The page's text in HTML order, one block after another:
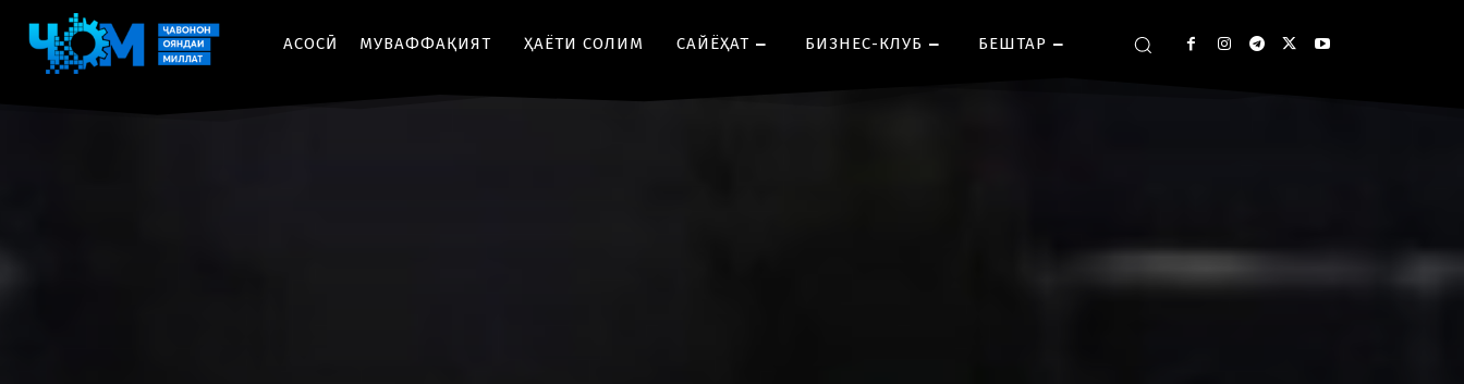
АСОСӢ МУВАФФАҚИЯТ ҲАЁТИ СОЛИМ CАЙЁҲАТ БИЗНЕС-КЛУБ БЕШТАР